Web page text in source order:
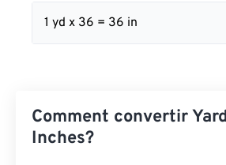
1 yd x 36 = 36 in
Comment convertir
Inches?